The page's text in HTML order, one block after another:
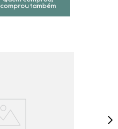
comprou também